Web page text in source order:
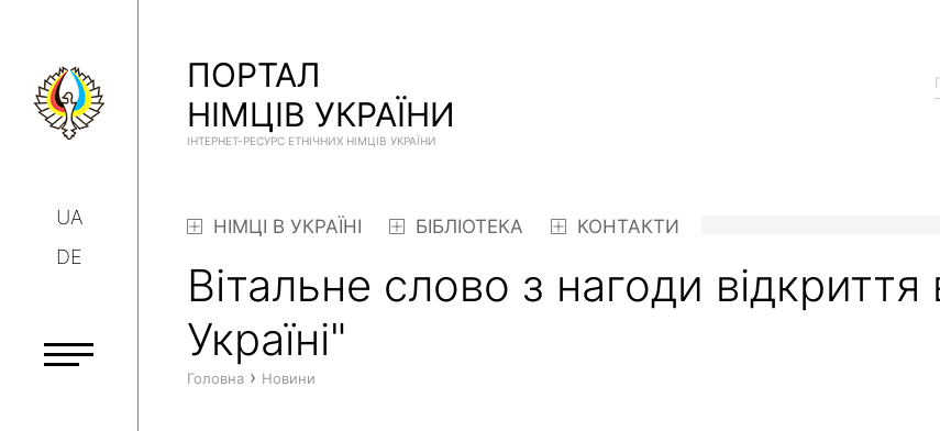
UA
DE
ПОРТАЛ
НІМЦІВ УКРАЇНИ
ІНТЕРНЕТ-РЕСУРС ЕТНІЧНИХ НІМЦІВ УКРАЇНИ
НІМЦІ В УКРАЇНІ БІБЛІОТЕКА КОНТАКТИ
Вітальне слово з нагоди
Україні"
Головна › Новини